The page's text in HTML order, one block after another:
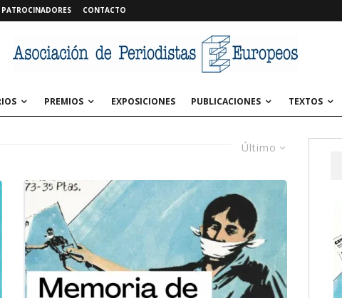
PATROCINADORES CONTACTO
PREMIOS EXPOSICIONES PUBLICACIONES TEXTOS
Último